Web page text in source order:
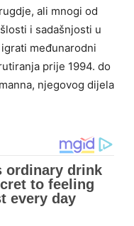
ali mnogi od
i sadašnjosti u
međunarodni
prije 1994. do
njegovog dijela